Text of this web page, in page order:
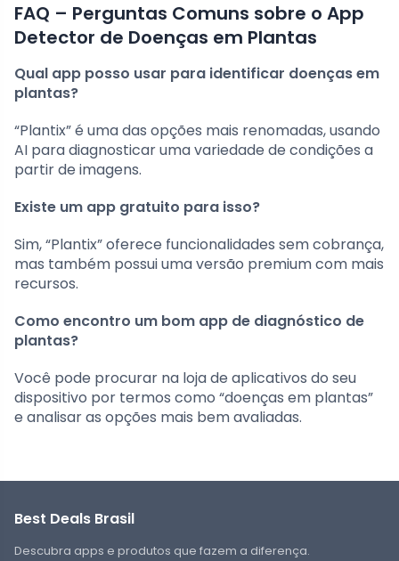
FAQ – Perguntas Comuns sobre o App
Detector de Doenças em Plantas
Qual app posso usar para identificar doenças em
plantas?
“Plantix” é uma das opções mais renomadas, usando
AI para diagnosticar uma variedade de condições a
partir de imagens.
Existe um app gratuito para isso?
Sim, “Plantix” oferece funcionalidades sem cobrança,
mas também possui uma versão premium com mais
recursos.
Como encontro um bom app de diagnóstico de
plantas?
Você pode procurar na loja de aplicativos do seu
dispositivo por termos como “doenças em plantas”
e analisar as opções mais bem avaliadas.
Best Deals Brasil
Descubra apps e produtos que fazem a diferença.